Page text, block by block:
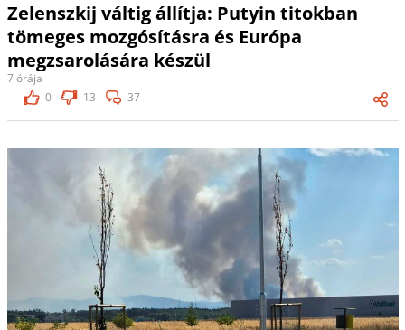
Zelenszkij váltig állítja: Putyin titokban
tömeges mozgósításra és Európa
megzsarolására készül
7 órája
0
13 37